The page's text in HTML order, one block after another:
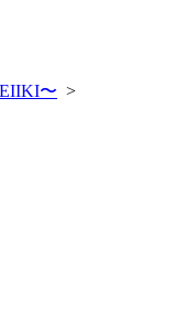
〜 >